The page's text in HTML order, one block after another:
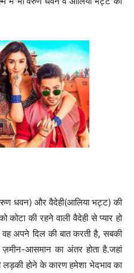
धवन) और वैदेही(आलिया भट्ट) की
कोटा की रहने वाली वैदेही से प्यार हो
अपने दिल की बात करती है, सबकी
आसमान का अंतर होता है.जहां
लड़की होने के कारण हमेशा भेदभाव का